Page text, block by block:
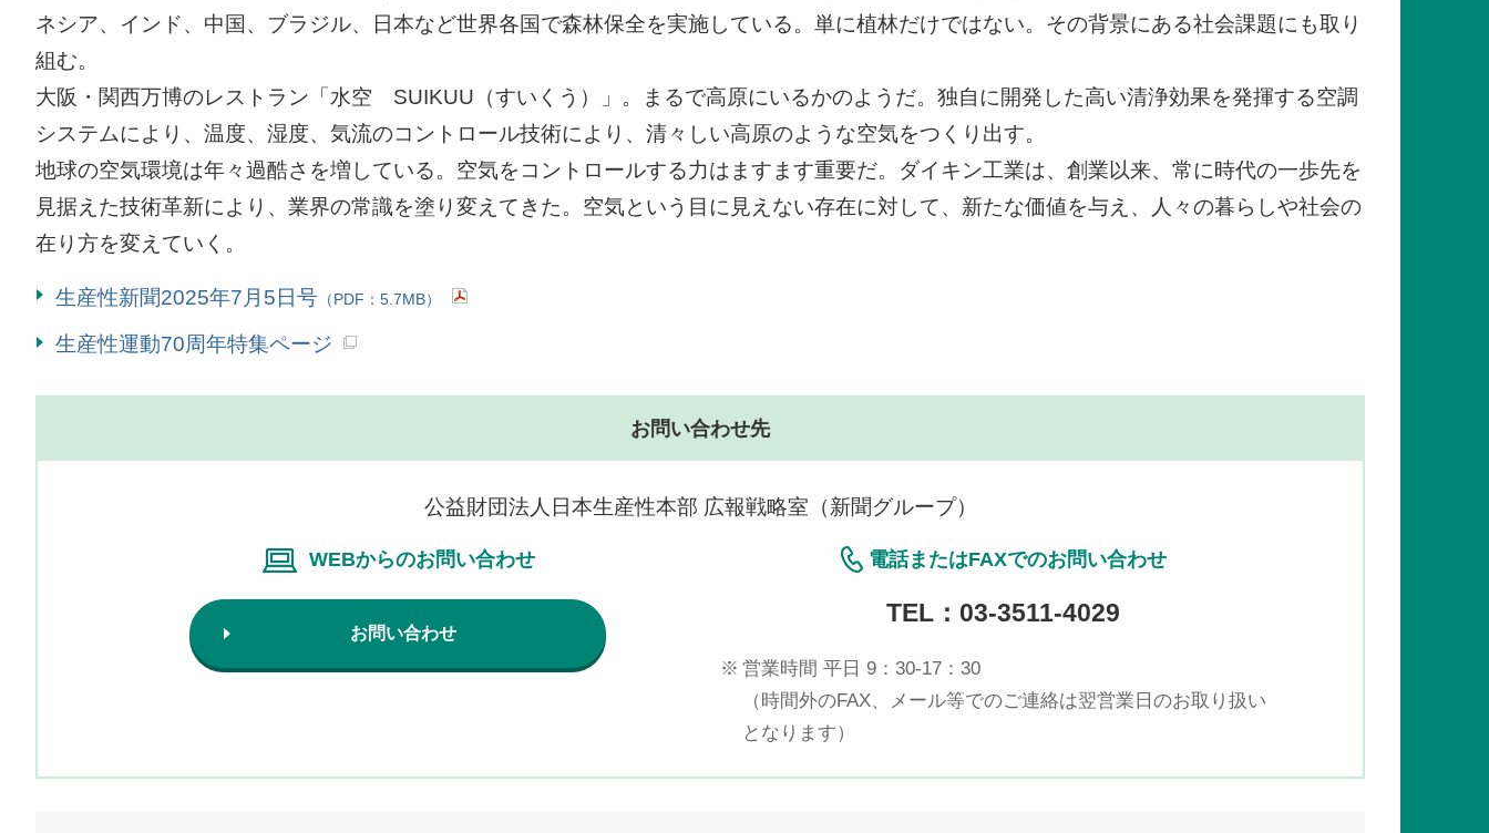
ネシア、インド、中国、ブラジル、日本など世界各国で森林保全を実施している。単に植林だけではない。その背景にある社会課題にも取り
組む。
大阪・関西万博のレストラン「水空 SUIKUU（すいくう）」。まるで高原にいるかのようだ。独自に開発した高い清浄効果を発揮する空調
システムにより、温度、湿度、気流のコントロール技術により、清々しい高原のような空気をつくり出す。
地球の空気環境は年々過酷さを増している。空気をコントロールする力はますます重要だ。ダイキン工業は、創業以来、常に時代の一歩先を
見据えた技術革新により、業界の常識を塗り変えてきた。空気という目に見えない存在に対して、新たな価値を与え、人々の暮らしや社会の
在り方を変えていく。
生産性新聞2025年7月5日号 （PDF：5.7MB）
生産性運動70周年特集ページ
お問い合わせ先
公益財団法人日本生産性本部 広報戦略室（新聞グループ）
WEBからのお問い合わせ
お問い合わせ
電話またはFAXでのお問い合わせ
TEL： 03-3511-4029
※ 営業時間 平日 9：30-17：30
（時間外のFAX、メール等でのご連絡は翌営業日のお取り扱い
となります）